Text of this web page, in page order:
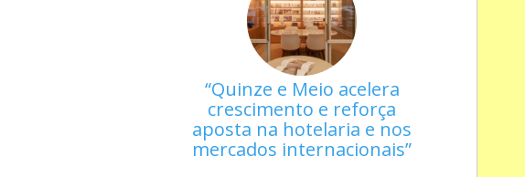
Quinze e Meio acelera
crescimento e reforça
aposta na hotelaria e nos
mercados internacionais